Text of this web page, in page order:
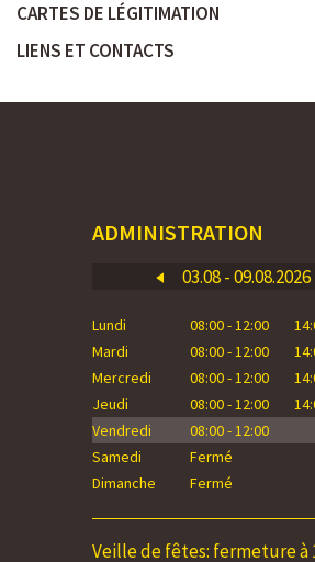
CARTES DE LÉGITIMATION
LIENS ET CONTACTS
ADMINISTRATION
03.08 - 09.08.2026
Lundi 08:00 - 12:00
Mardi
08:00 - 12:00
Mercredi
08:00 - 12:00
Jeudi
08:00 - 12:00
Vendredi
08:00 - 12:00
Samedi
Fermé
Dimanche
Fermé
Veille de fêtes: fermeture à